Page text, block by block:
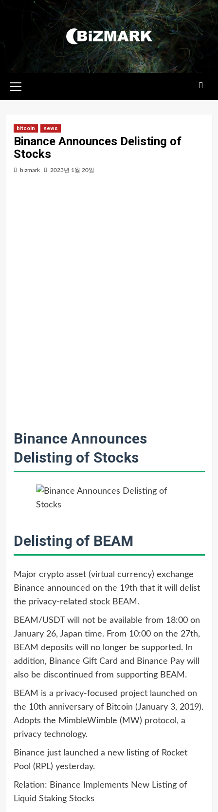
메뉴
bitcoin news
Binance Announces Delisting of
Stocks
bizmark 2023년 1월 20일
Binance Announces
Delisting of Stocks
Delisting of BEAM
Major crypto asset (virtual currency) exchange
Binance announced on the 19th that it will delist
the privacy-related stock BEAM.
BEAM/USDT will not be available from 18:00 on
January 26, Japan time. From 10:00 on the 27th,
BEAM deposits will no longer be supported. In
addition, Binance Gift Card and Binance Pay will
also be discontinued from supporting BEAM.
BEAM is a privacy-focused project launched on
the 10th anniversary of Bitcoin (January 3, 2019).
Adopts the MimbleWimble (MW) protocol, a
privacy technology.
Binance just launched a new listing of Rocket
Pool (RPL) yesterday.
Relation: Binance Implements New Listing of
Liquid Staking Stocks